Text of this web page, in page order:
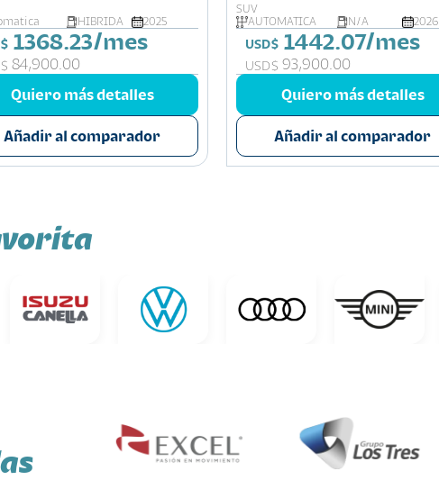
HIBRIDA 2025
1368.23/mes
84,900.00
Quiero más detalles
Añadir al comparador
SUV
AUTOMATICA
N/A 2026
USD$ 1442.07/mes
USD$ 93,900.00
Quiero más detalles
Añadir al comparador